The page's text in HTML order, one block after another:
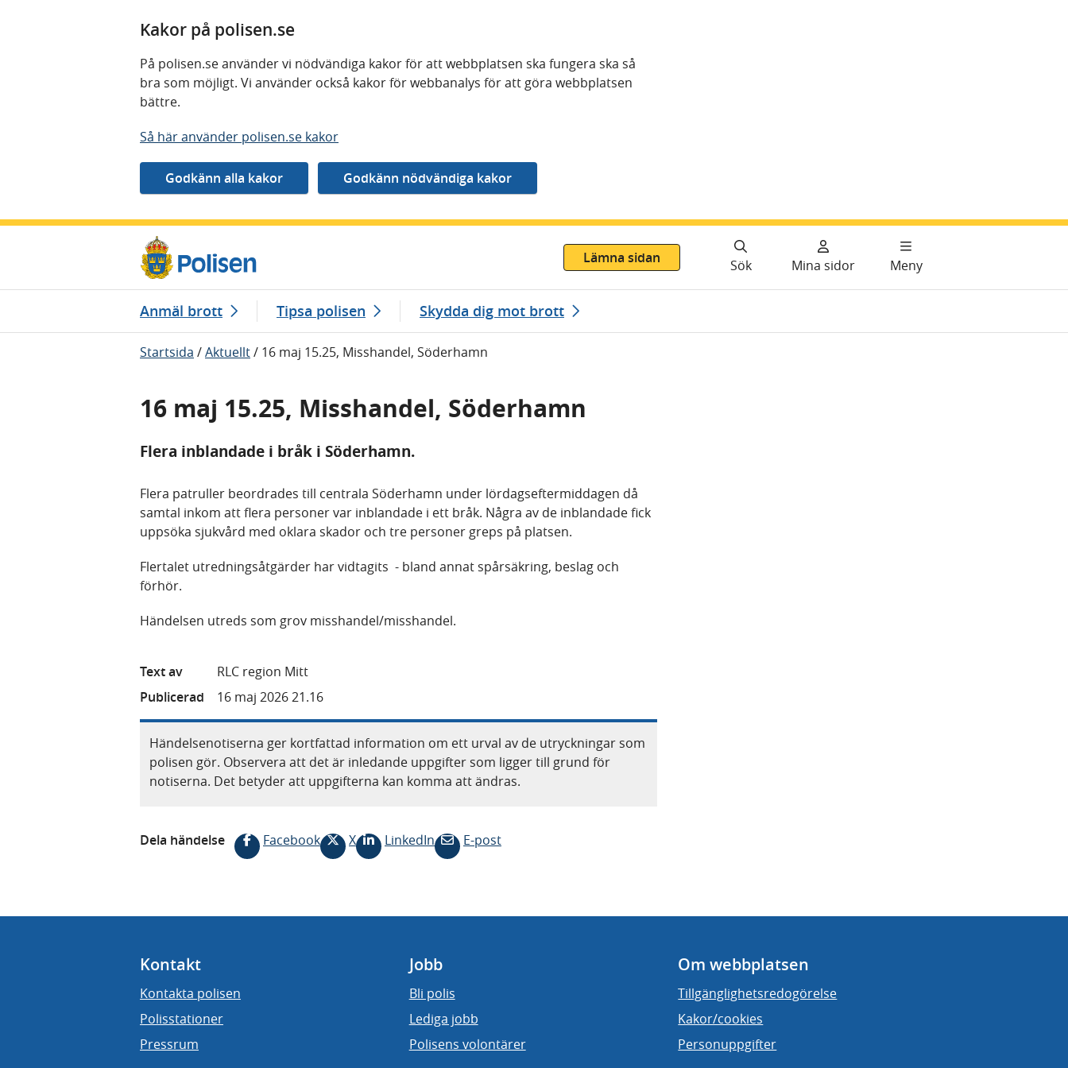
Kakor på polisen.se
På polisen.se använder vi nödvändiga kakor för att webbplatsen ska fungera ska så
bra som möjligt. Vi använder också kakor för webbanalys för att göra webbplatsen
bättre.
Så här använder polisen.se kakor
Lämna sidan
Sök Mina sidor Meny
Anmäl brott Tipsa polisen Skydda dig mot brott
Startsida /Aktuellt/ 16 maj 15.25, Misshandel, Söderhamn
16 maj 15.25, Misshandel, Söderhamn
Flera inblandade i bråk i Söderhamn.
Flera patruller beordrades till centrala Söderhamn under lördagseftermiddagen då
samtal inkom att flera personer var inblandade i ett bråk. Några av de inblandade fick
uppsöka sjukvård med oklara skador och tre personer greps på platsen.
Flertalet utredningsåtgärder har vidtagits - bland annat spårsäkring, beslag och
förhör.
Händelsen utreds som grov misshandel/misshandel.
Text av
RLC region Mitt
Publicerad
16 maj 2026 21.16
Händelsenotiserna ger kortfattad information om ett urval av de utryckningar som
polisen gör. Observera att det är inledande uppgifter som ligger till grund för
notiserna. Det betyder att uppgifterna kan komma att ändras.
Dela händelse Facebook X LinkedIn E-post
Kontakt
Kontakta polisen
Polisstationer
Pressrum
Jobb
Bli polis
Lediga jobb
Polisens volontärer
Om webbplatsen
Tillgänglighetsredogörelse
Kakor/cookies
Personuppgifter